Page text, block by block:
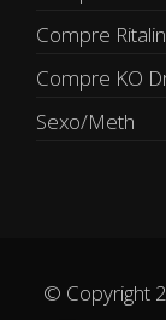
Compre
Compre KO
Sexo/Meth
© Copyright